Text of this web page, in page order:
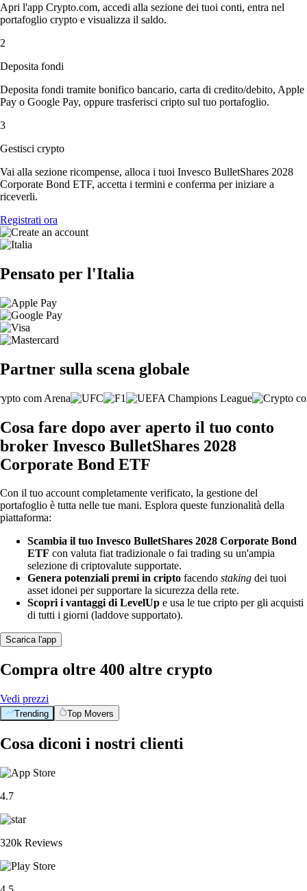
Apri l'app Crypto.com, accedi alla sezione dei tuoi conti, entra nel
portafoglio crypto e visualizza il saldo.
2
Deposita fondi
Deposita fondi tramite bonifico bancario, carta di credito/debito, Apple
Pay o Google Pay, oppure trasferisci cripto sul tuo portafoglio.
3
Gestisci crypto
Vai alla sezione ricompense, alloca i tuoi Invesco BulletShares 2028
Corporate Bond ETF, accetta i termini e conferma per iniziare a
riceverli.
Registrati ora
Pensato per l'Italia
Partner sulla scena globale
Cosa fare dopo aver aperto il tuo conto
broker Invesco BulletShares 2028
Corporate Bond ETF
Con il tuo account completamente verificato, la gestione del
portafoglio è tutta nelle tue mani. Esplora queste funzionalità della
piattaforma:
Scambia il tuo Invesco BulletShares 2028 Corporate Bond
ETF con valuta fiat tradizionale o fai trading su un'ampia
selezione di criptovalute supportate.
Genera potenziali premi in cripto facendo staking dei tuoi
asset idonei per supportare la sicurezza della rete.
Scopri i vantaggi di LevelUp e usa le tue cripto per gli acquisti
di tutti i giorni (laddove supportato).
Scarica l'app
Compra oltre 400 altre crypto
Vedi prezzi
Trending Top Movers
Cosa diconi i nostri clienti
4.7
320k Reviews